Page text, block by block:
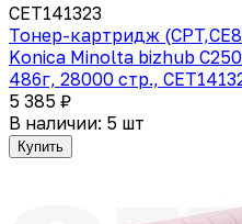
CET141323
Тонер-картридж
Konica Minolta bizhub
486г, 28000 стр.,
5 385 ₽
В наличии: 5 шт
Купить